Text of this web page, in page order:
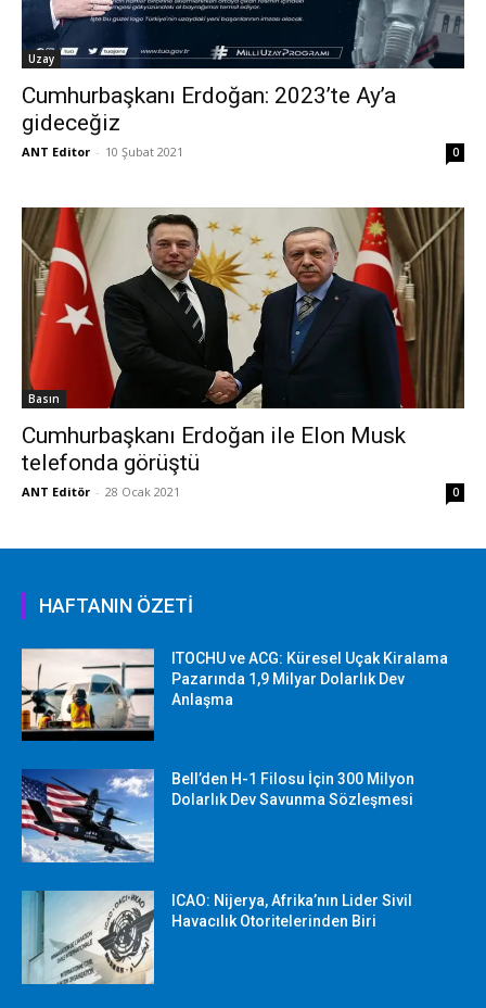
Uzay
Cumhurbaşkanı Erdoğan: 2023’te Ay’a
gideceğiz
ANT Editor - 10 Şubat 2021 0
Basın
Cumhurbaşkanı Erdoğan ile Elon Musk
telefonda görüştü
ANT Editör - 28 Ocak 2021 0
HAFTANIN ÖZETİ
ITOCHU ve ACG: Küresel Uçak Kiralama
Pazarında 1,9 Milyar Dolarlık Dev
Anlaşma
Bell’den H-1 Filosu İçin 300 Milyon
Dolarlık Dev Savunma Sözleşmesi
ICAO: Nijerya, Afrika’nın Lider Sivil
Havacılık Otoritelerinden Biri